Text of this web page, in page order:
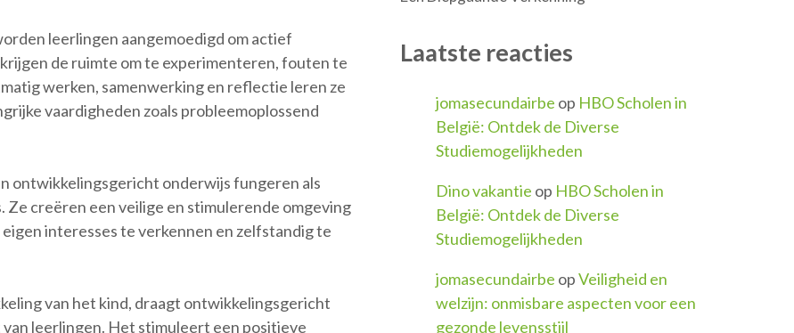
leerlingen aangemoedigd om actief
de ruimte om te experimenteren, fouten te
werken, samenwerking en reflectie leren ze
vaardigheden zoals probleemoplossend
ontwikkelingsgericht onderwijs fungeren als
creëren een veilige en stimulerende omgeving
interesses te verkennen en zelfstandig te
van het kind, draagt ontwikkelingsgericht
leerlingen. Het stimuleert een positieve
Laatste reacties
jomasecundairbe op HBO Scholen in
België: Ontdek de Diverse
Studiemogelijkheden
Dino vakantie op HBO Scholen in
België: Ontdek de Diverse
Studiemogelijkheden
jomasecundairbe opVeiligheid en
welzijn: onmisbare aspecten voor een
gezonde levensstijl